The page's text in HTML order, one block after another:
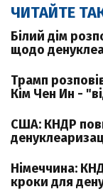
ЧИТАЙТЕ
Білий дім
щодо
Трамп
Кім Чен Ин -
США: КНДР
Німеччина:
кроки для